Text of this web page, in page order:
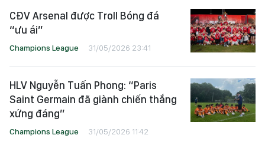
CĐV Arsenal được Troll Bóng đá
“ưu ái”
Champions League 31/05/2026 23:41
HLV Nguyễn Tuấn Phong: “Paris
Saint Germain đã giành chiến thắng
xứng đáng”
Champions League 31/05/2026 11:42